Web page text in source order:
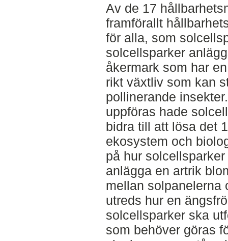
Av de 17
framförallt
för alla, som
solcellsparker
åkermark som har
rikt växtliv som kan
pollinerande
uppföras hade
bidra till att lösa det
ekosystem och
på hur
anlägga en artrik
mellan solpanelerna
utreds hur en
solcellsparker ska
som behöver göras